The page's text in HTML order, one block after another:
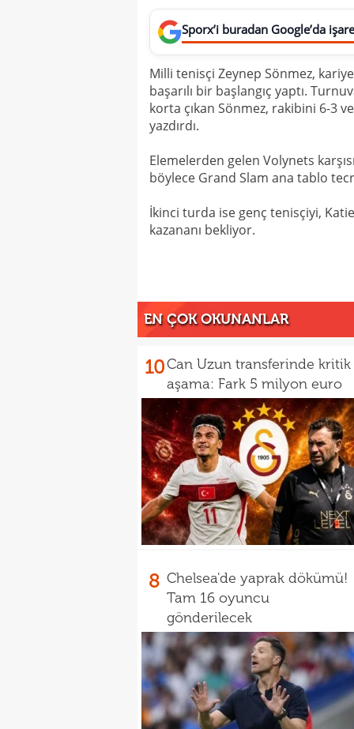
Sporx’i buradan Google’da
Milli tenisçi Zeynep Sönmez,
başarılı bir başlangıç yaptı.
korta çıkan Sönmez, rakibini 6-3
yazdırdı.
Elemelerden gelen Volynets
böylece Grand Slam ana tablo
İkinci turda ise genç tenisçiyi,
kazananı bekliyor.
EN ÇOK OKUNANLAR
10Can Uzun transferinde kritik
aşama: Fark 5 milyon euro
8 Chelsea'de yaprak dökümü!
Tam 16 oyuncu
gönderilecek